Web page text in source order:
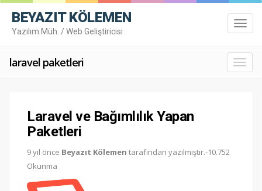
BEYAZIT KÖLEMEN
Yazılım Müh. / Web Geliştiricisi
laravel paketleri
Laravel ve Bağımlılık Yapan
Paketleri
9 yıl önce Beyazıt Kölemen tarafından yazılmıştır.-10.752
Okunma